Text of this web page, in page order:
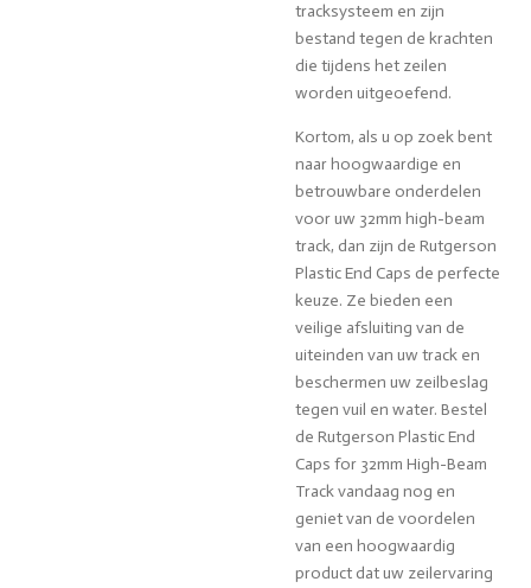
tracksysteem en zijn
bestand tegen de krachten
die tijdens het zeilen
worden uitgeoefend.
Kortom, als u op zoek bent
naar hoogwaardige en
betrouwbare onderdelen
voor uw 32mm high-beam
track, dan zijn de Rutgerson
Plastic End Caps de perfecte
keuze. Ze bieden een
veilige afsluiting van de
uiteinden van uw track en
beschermen uw zeilbeslag
tegen vuil en water. Bestel
de Rutgerson Plastic End
Caps for 32mm High-Beam
Track vandaag nog en
geniet van de voordelen
van een hoogwaardig
product dat uw zeilervaring